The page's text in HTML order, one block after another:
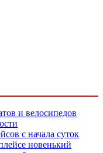
и велосипедов
с начала суток
новенький